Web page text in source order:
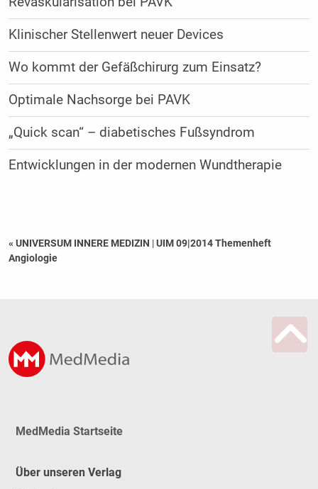
Klinischer Stellenwert neuer Devices
Wo kommt der Gefäßchirurg zum Einsatz?
Optimale Nachsorge bei PAVK
„Quick scan“ – diabetisches Fußsyndrom
Entwicklungen in der modernen Wundtherapie
« UNIVERSUM INNERE MEDIZIN |UIM 09|2014 Themenheft
Angiologie
MedMedia Startseite
Über unseren Verlag